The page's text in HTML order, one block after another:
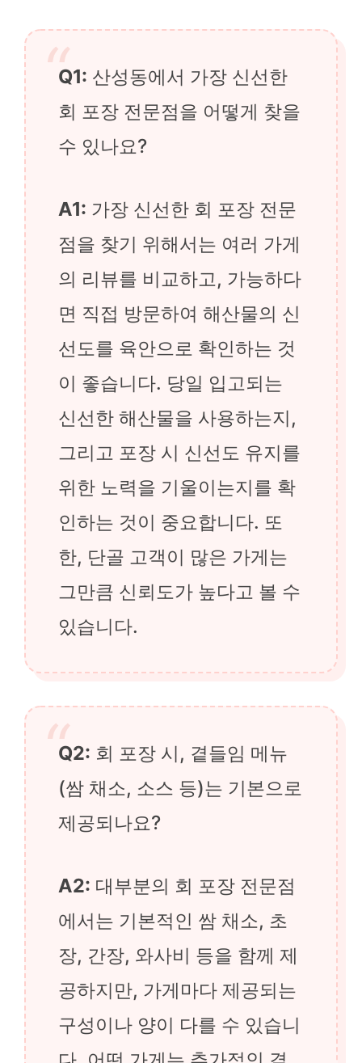
Q1: 산성동에서 가장 신선한
회 포장 전문점을 어떻게 찾을
수 있나요?
A1: 가장 신선한 회 포장 전문
점을 찾기 위해서는 여러 가게
의 리뷰를 비교하고, 가능하다
면 직접 방문하여 해산물의 신
선도를 육안으로 확인하는 것
이 좋습니다. 당일 입고되는
신선한 해산물을 사용하는지,
그리고 포장 시 신선도 유지를
위한 노력을 기울이는지를 확
인하는 것이 중요합니다. 또
한, 단골 고객이 많은 가게는
그만큼 신뢰도가 높다고 볼 수
있습니다.
Q2: 회 포장 시, 곁들임 메뉴
(쌈 채소, 소스 등)는 기본으로
제공되나요?
A2: 대부분의 회 포장 전문점
에서는 기본적인 쌈 채소, 초
장, 간장, 와사비 등을 함께 제
공하지만, 가게마다 제공되는
구성이나 양이 다를 수 있습니